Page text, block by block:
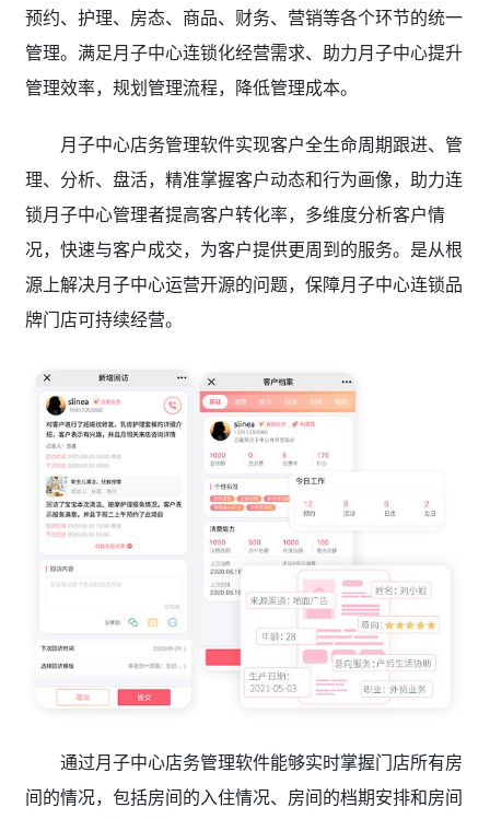
预约、护理、房态、商品、财务、营销等各个环节的统一
管理。满足月子中心连锁化经营需求、助力月子中心提升
管理效率，规划管理流程，降低管理成本。
月子中心店务管理软件实现客户全生命周期跟进、管
理、分析、盘活，精准掌握客户动态和行为画像，助力连
锁月子中心管理者提高客户转化率，多维度分析客户情
况，快速与客户成交，为客户提供更周到的服务。是从根
源上解决月子中心运营开源的问题，保障月子中心连锁品
牌门店可持续经营。
通过月子中心店务管理软件能够实时掌握门店所有房
间的情况，包括房间的入住情况、房间的档期安排和房间